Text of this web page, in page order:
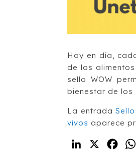
Hoy en día,
de los
sello WOW
bienestar de los
La entrada
vivos aparece
LinkedIn
X